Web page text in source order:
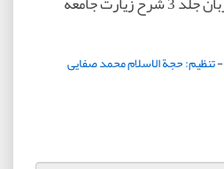
-تنظیم: حجة الاسلام محمد صفایی